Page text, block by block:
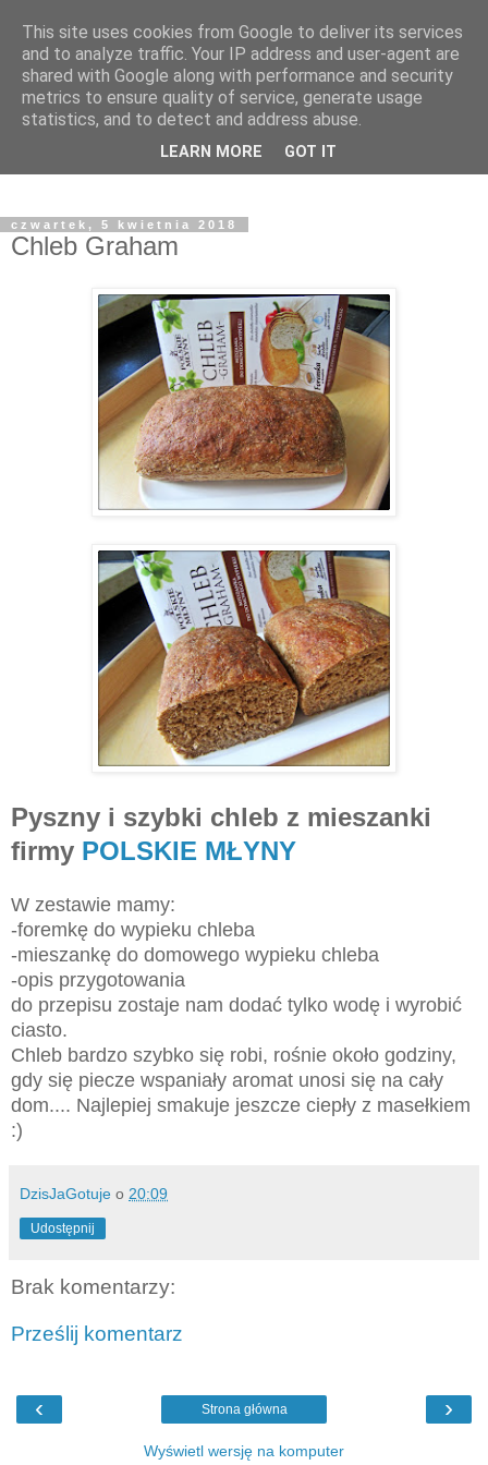
czwartek, 5 kwietnia 2018
Chleb Graham
Pyszny i szybki chleb z mieszanki
firmy POLSKIE MŁYNY
W zestawie mamy:
-foremkę do wypieku chleba
-mieszankę do domowego wypieku chleba
-opis przygotowania
do przepisu zostaje nam dodać tylko wodę i wyrobić
ciasto.
Chleb bardzo szybko się robi, rośnie około godziny,
gdy się piecze wspaniały aromat unosi się na cały
dom.... Najlepiej smakuje jeszcze ciepły z masełkiem
:)
DzisJaGotuje o 20:09
Udostępnij
Brak komentarzy:
Prześlij komentarz
‹ ›
Strona główna
Wyświetl wersję na komputer
This site uses cookies from Google to deliver its services
and to analyze traffic. Your IP address and user-agent are
shared with Google along with performance and security
metrics to ensure quality of service, generate usage
statistics, and to detect and address abuse.
LEARN MORE GOT IT